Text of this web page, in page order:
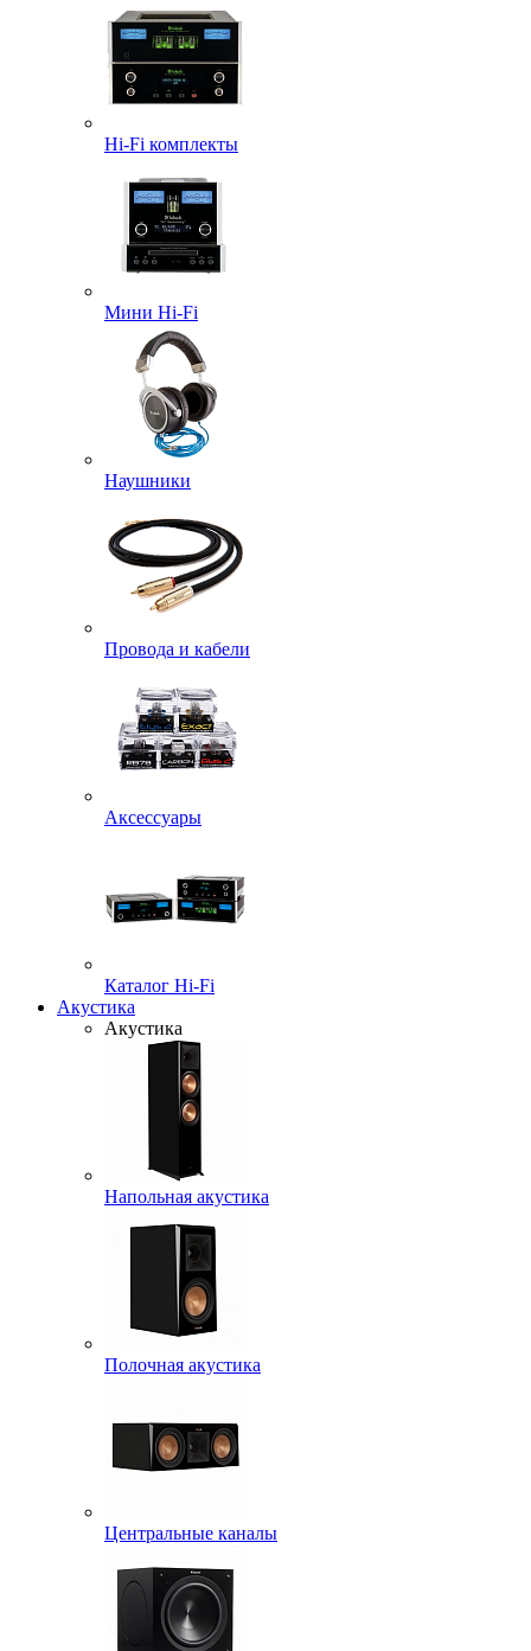
Hi-Fi комплекты
Мини Hi-Fi
Наушники
Провода и кабели
Аксессуары
Каталог Hi-Fi
Акустика
Акустика
Напольная акустика
Полочная акустика
Центральные каналы